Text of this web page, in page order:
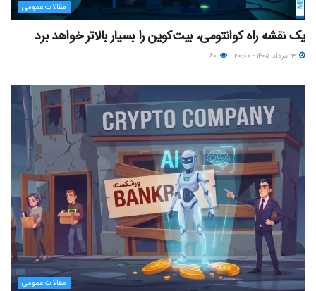
مقالات عمومی
یک نقشه راه کوانتومی، بیت‌کوین را بسیار بالاتر خواهد برد
مقالات عمومی